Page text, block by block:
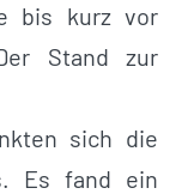
bis kurz vor
Stand zur
sich die
Es fand ein